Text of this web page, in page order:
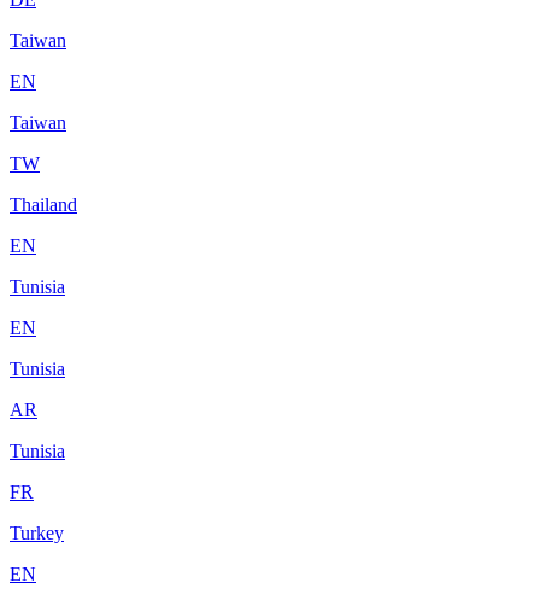
Taiwan
EN
Taiwan
TW
Thailand
EN
Tunisia
EN
Tunisia
AR
Tunisia
FR
Turkey
EN